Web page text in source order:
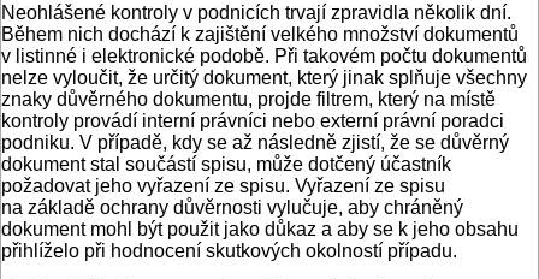
Neohlášené kontroly v podnicích trvají zpravidla několik dní.
Během nich dochází k zajištění velkého množství dokumentů
v listinné i elektronické podobě. Při takovém počtu dokumentů
nelze vyloučit, že určitý dokument, který jinak splňuje všechny
znaky důvěrného dokumentu, projde filtrem, který na místě
kontroly provádí interní právníci nebo externí právní poradci
podniku. V případě, kdy se až následně zjistí, že se důvěrný
dokument stal součástí spisu, může dotčený účastník
požadovat jeho vyřazení ze spisu. Vyřazení ze spisu
na základě ochrany důvěrnosti vylučuje, aby chráněný
dokument mohl být použit jako důkaz a aby se k jeho obsahu
přihlíželo při hodnocení skutkových okolností případu.